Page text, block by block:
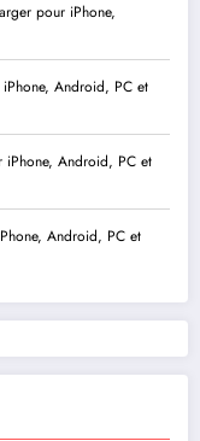
pour iPhone,
Android, PC et
iPhone, Android, PC et
Android, PC et